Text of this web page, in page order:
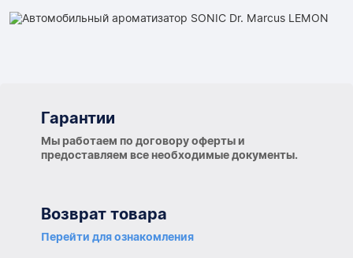
Гарантии
Мы работаем по договору оферты и
предоставляем все необходимые документы.
Возврат товара
Перейти для ознакомления